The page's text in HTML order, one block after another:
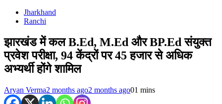
Jharkhand
Ranchi
झारखंड में कल B.Ed, M.Ed और BP.Ed संयुक्त
प्रवेश परीक्षा, 94 केंद्रों पर 45 हजार से अधिक
अभ्यर्थी होंगे शामिल
Aryan Verma2 months ago2 months ago01 mins